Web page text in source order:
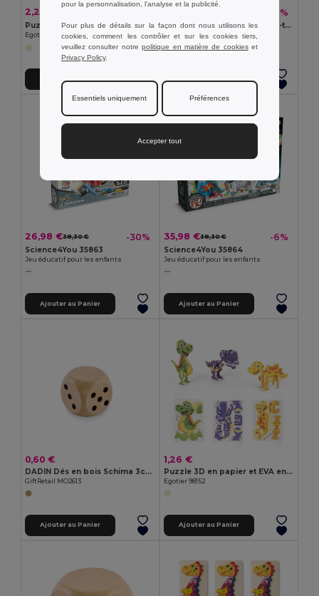
2,21 €
Puzzle en bois avec 24 pièces
Egotier 98157
-41%
CONNECTION Jeu de 2 casse-tête en métal
GiftRetail MO2075
26,98 €38,30 € -30%
Science4You 35863
Jeu éducatif pour les enfants
Ajouter au Panier
35,98 €38,30 € -6%
Science4You 35864
Jeu éducatif pour les enfants
Ajouter au Panier
0,60 €
DADIN Dés en bois Schima 3cm dia
GiftRetail MO2613
Ajouter au Panier
1,26 €
Puzzle 3D en papier et EVA en forme de dinosaure
Egotier 98152
Ajouter au Panier
pour la personnalisation, l'analyse et la publicité.
Pour plus de détails sur la façon dont nous utilisons les
cookies, comment les contrôler et sur les cookies tiers,
veuillez consulter notrepolitique en matière de cookieset
Privacy Policy.
Essentiels uniquement Préférences
Accepter tout